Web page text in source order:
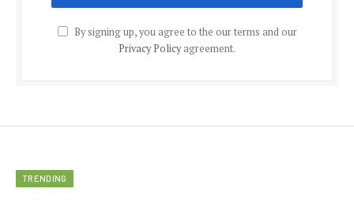
By signing up, you agree to the our terms and our
Privacy Policyagreement.
TRENDING